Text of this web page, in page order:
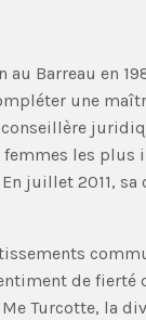
Barreau en
une
les plus
juillet 2011,
de
Turcotte, la